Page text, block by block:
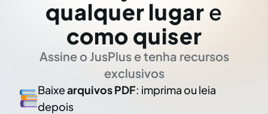
qualquer lugar e
como quiser
Assine o JusPlus e tenha recursos
exclusivos
Baixearquivos PDF: imprima ou leia
depois